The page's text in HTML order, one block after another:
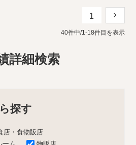
1
40件中/1-18件目を表示
詳細検索
探す
店・食物販店
ーム
物販店